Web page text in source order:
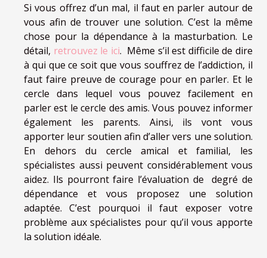
Si vous offrez d’un mal, il faut en parler autour de
vous afin de trouver une solution. C’est la même
chose pour la dépendance à la masturbation. Le
détail, retrouvez le ici. Même s’il est difficile de dire
à qui que ce soit que vous souffrez de l’addiction, il
faut faire preuve de courage pour en parler. Et le
cercle dans lequel vous pouvez facilement en
parler est le cercle des amis. Vous pouvez informer
également les parents. Ainsi, ils vont vous
apporter leur soutien afin d’aller vers une solution.
En dehors du cercle amical et familial, les
spécialistes aussi peuvent considérablement vous
aidez. Ils pourront faire l’évaluation de degré de
dépendance et vous proposez une solution
adaptée. C’est pourquoi il faut exposer votre
problème aux spécialistes pour qu’il vous apporte
la solution idéale.